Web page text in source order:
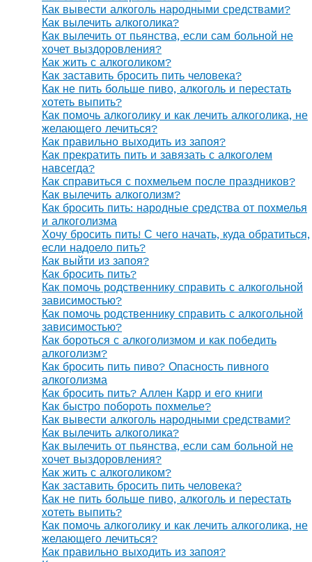
Как вывести алкоголь народными средствами?
Как вылечить алкоголика?
Как вылечить от пьянства, если сам больной не
хочет выздоровления?
Как жить с алкоголиком?
Как заставить бросить пить человека?
Как не пить больше пиво, алкоголь и перестать
хотеть выпить?
Как помочь алкоголику и как лечить алкоголика, не
желающего лечиться?
Как правильно выходить из запоя?
Как прекратить пить и завязать с алкоголем
навсегда?
Как справиться с похмельем после праздников?
Как вылечить алкоголизм?
Как бросить пить: народные средства от похмелья
и алкоголизма
Хочу бросить пить! С чего начать, куда обратиться,
если надоело пить?
Как выйти из запоя?
Как бросить пить?
Как помочь родственнику справить с алкогольной
зависимостью?
Как помочь родственнику справить с алкогольной
зависимостью?
Как бороться с алкоголизмом и как победить
алкоголизм?
Как бросить пить пиво? Опасность пивного
алкоголизма
Как бросить пить? Аллен Карр и его книги
Как быстро побороть похмелье?
Как вывести алкоголь народными средствами?
Как вылечить алкоголика?
Как вылечить от пьянства, если сам больной не
хочет выздоровления?
Как жить с алкоголиком?
Как заставить бросить пить человека?
Как не пить больше пиво, алкоголь и перестать
хотеть выпить?
Как помочь алкоголику и как лечить алкоголика, не
желающего лечиться?
Как правильно выходить из запоя?